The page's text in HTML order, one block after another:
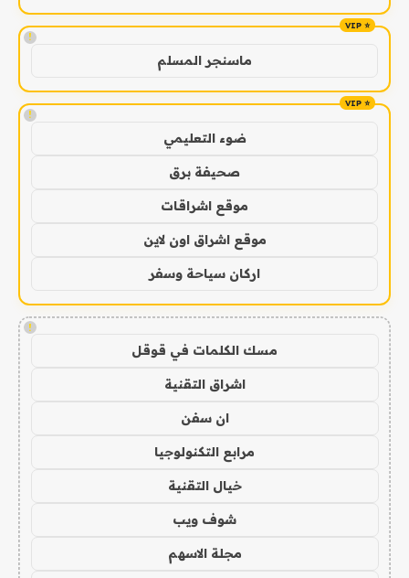
!
ماسنجر المسلم
!
ضوء التعليمي
صحيفة برق
موقع اشراقات
موقع اشراق اون لاين
اركان سياحة وسفر
!
مسك الكلمات في قوقل
اشراق التقنية
ان سفن
مرابع التكنولوجيا
خيال التقنية
شوف ويب
مجلة الاسهم